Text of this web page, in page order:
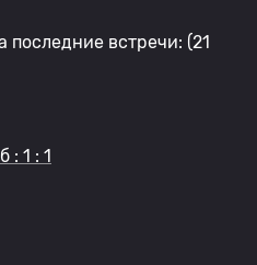
встречи: (21
: 1 : 1